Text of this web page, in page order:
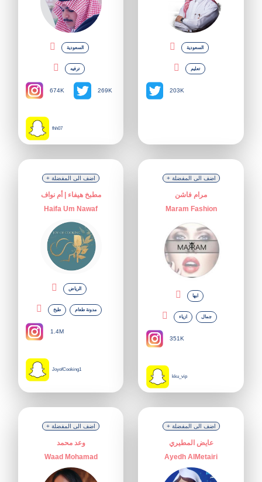
السعودية
ترفيه
674K 269K
fhh07
السعودية
تعليم
203K
+ اضف الى المفضلة
مطبخ هيفاء | أم نواف
Haifa Um Nawaf
الرياض
طبخ مدونة طعام
1.4M
JoyofCooking1
+ اضف الى المفضلة
مرام فاشن
Maram Fashion
ابها
ازياء جمال
351K
kku_vip
+ اضف الى المفضلة
وعد محمد
Waad Mohamad
+ اضف الى المفضلة
عايض المطيري
Ayedh AlMetairi